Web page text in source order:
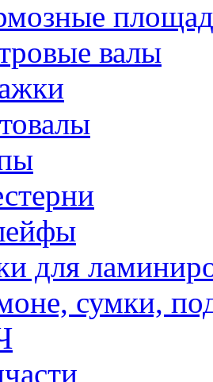
валы
для
сумки,